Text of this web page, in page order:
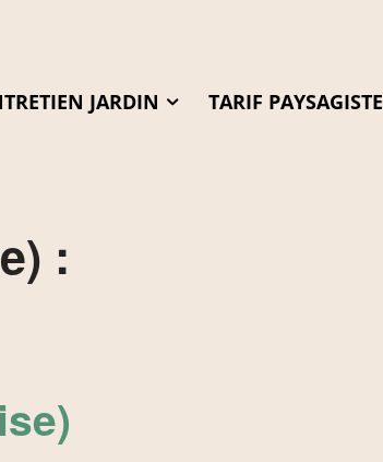
JARDIN TARIF PAYSAGISTE
: